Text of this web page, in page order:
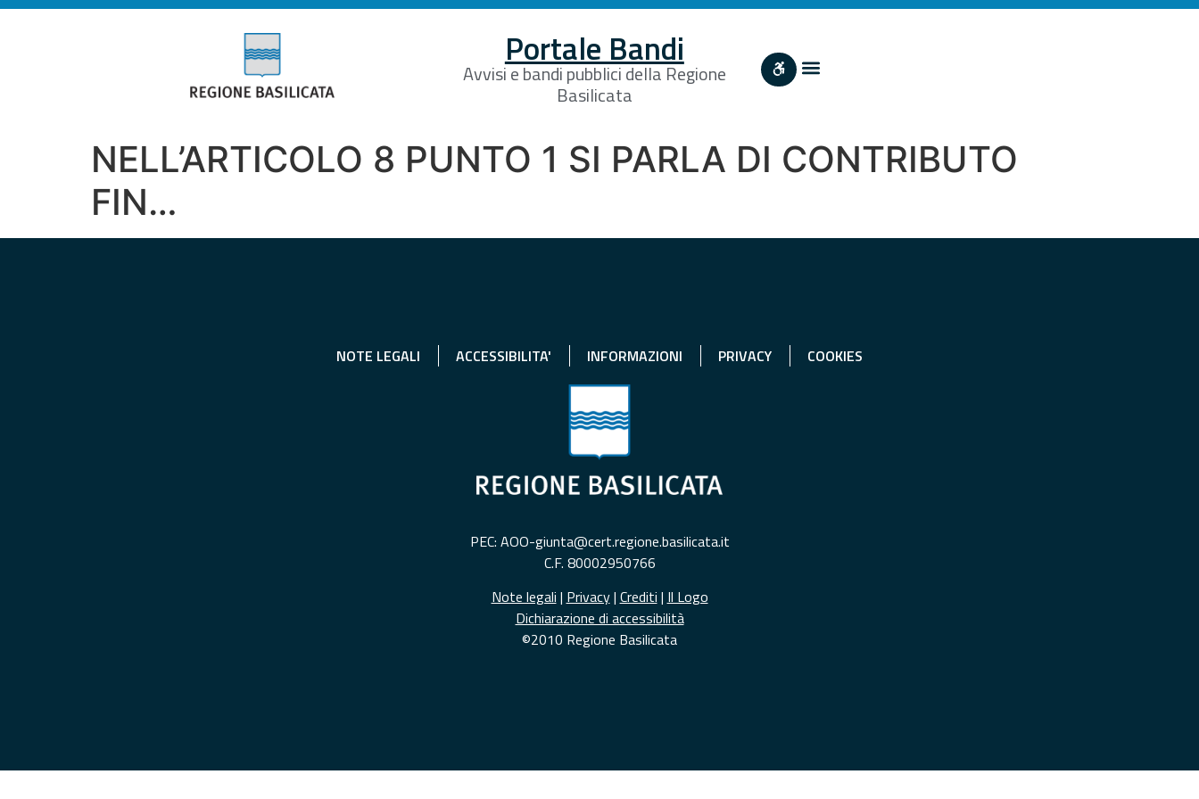
Portale Bandi
Avvisi e bandi pubblici della Regione
Basilicata
NELL’ARTICOLO 8 PUNTO 1 SI PARLA DI CONTRIBUTO
FIN…
NOTE LEGALI ACCESSIBILITA' INFORMAZIONI PRIVACY COOKIES
PEC: AOO-giunta@cert.regione.basilicata.it
C.F. 80002950766
Note legali | Privacy| Crediti | Il Logo
Dichiarazione di accessibilità
©2010 Regione Basilicata